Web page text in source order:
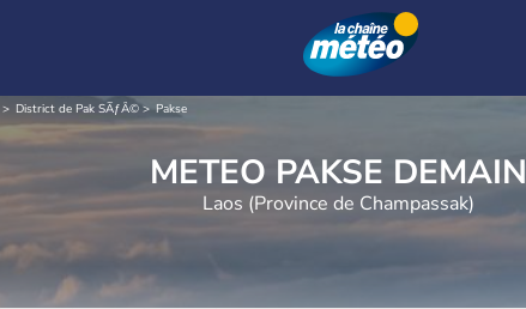
District de Pak SÃƒÂ© Pakse
METEO PAKSE DEMAIN
Laos (Province de Champassak)